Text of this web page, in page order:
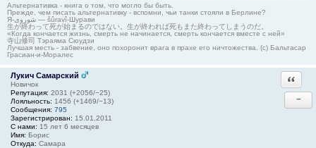
Альтернативка - книга о том, что могло бы быть.
Прежде, чем писать альтернативку - вспомни, чьи танки стояли в Берлине?
Я-شوروی — šûravî-Шурави
生が終わって死が始まるのではない。生が終われば死もまた終わってしまうのだ。
«Когда кончается жизнь, смерть не начинается, смерть кончается вместе с ней»
寺山修司 Тэраяма Сюудзи
Лучшая месть - забвение, оно похоронит врага в прахе его ничтожества. (с) Бальтасар
Грасиан-и-Моралес
Лукич Самарский
Новичок
Репутация: 2031 (+2056/−25)
Лояльность: 1456 (+1469/−13)
Сообщения: 795
Зарегистрирован: 15.01.2011
С нами: 15 лет 6 месяцев
Имя: Борис
Откуда: Самара
−